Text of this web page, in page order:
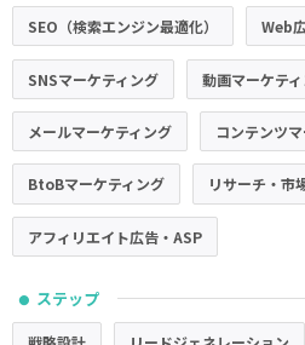
SEO（検索エンジン最適化） Web
SNSマーケティング 動画マーケテ
メールマーケティング コンテンツ
BtoBマーケティング リサーチ・市
アフィリエイト広告・ASP
● ステップ